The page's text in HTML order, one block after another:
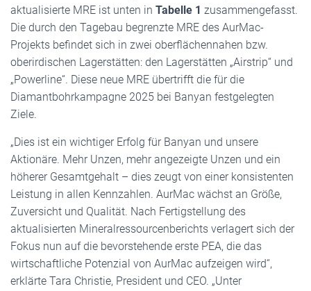
aktualisierte MRE ist unten in Tabelle 1 zusammengefasst.
Die durch den Tagebau begrenzte MRE des AurMac-
Projekts befindet sich in zwei oberflächennahen bzw.
oberirdischen Lagerstätten: den Lagerstätten „Airstrip“ und
„Powerline“. Diese neue MRE übertrifft die für die
Diamantbohrkampagne 2025 bei Banyan festgelegten
Ziele.
„Dies ist ein wichtiger Erfolg für Banyan und unsere
Aktionäre. Mehr Unzen, mehr angezeigte Unzen und ein
höherer Gesamtgehalt – dies zeugt von einer konsistenten
Leistung in allen Kennzahlen. AurMac wächst an Größe,
Zuversicht und Qualität. Nach Fertigstellung des
aktualisierten Mineralressourcenberichts verlagert sich der
Fokus nun auf die bevorstehende erste PEA, die das
wirtschaftliche Potenzial von AurMac aufzeigen wird“,
erklärte Tara Christie, President und CEO. „Unter